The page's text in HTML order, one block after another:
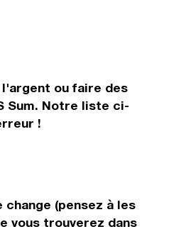
l'argent ou faire des
Sum. Notre liste ci-
!
(pensez à les
vous trouverez dans